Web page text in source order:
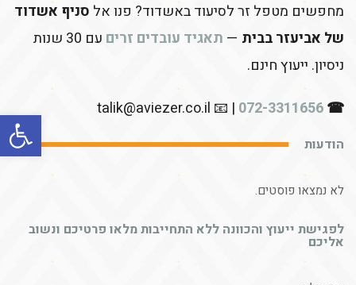
פתח
מחפשים מטפל זר לסיעוד באשדוד? פנו אל סניף אשדוד
של אביעזר בבית — תאגיד עובדים זרים
עם 30 שנות
ניסיון. ייעוץ חינם.
☎
072-3311656
| 📧 talik@aviezer.co.il
הודעות
לא נמצאו פוסטים.
לפגישת ייעוץ והכוונה ללא התחייבות מלאו פרטיכם ונשוב
אליכם